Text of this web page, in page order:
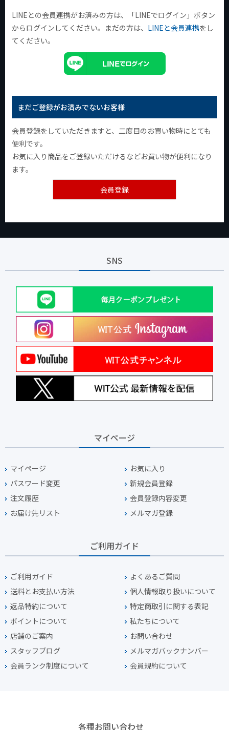
LINEとの会員連携がお済みの方は、「LINEでログイン」ボタン
からログインしてください。まだの方は、 LINEと会員連携をし
てください。
まだご登録がお済みでないお客様
会員登録をしていただきますと、二度目のお買い物時にとても
便利です。
お気に入り商品をご登録いただけるなどお買い物が便利になり
ます。
会員登録
SNS
マイページ
マイページ
お気に入り
パスワード変更
新規会員登録
注文履歴
会員登録内容変更
お届け先リスト
メルマガ登録
ご利用ガイド
ご利用ガイド
よくあるご質問
送料とお支払い方法
個人情報取り扱いについて
返品特約について
特定商取引に関する表記
ポイントについて
私たちについて
店舗のご案内
お問い合わせ
スタッフブログ
メルマガバックナンバー
会員ランク制度について
会員規約について
各種お問い合わせ